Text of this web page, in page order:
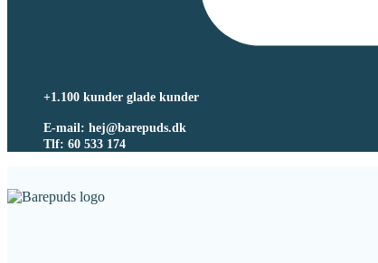
+1.100 kunder glade kunder
E-mail: hej@barepuds.dk
Tlf: 60 533 174